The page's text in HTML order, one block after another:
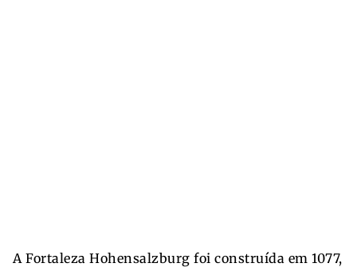
A Fortaleza Hohensalzburg foi construída em 1077,